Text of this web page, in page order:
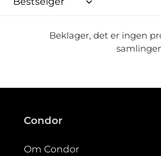
i
g
Beklager, det er ingen
Condor
Om Condor